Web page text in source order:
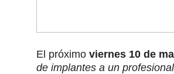
El próximo viernes 10 de
de implantes a un